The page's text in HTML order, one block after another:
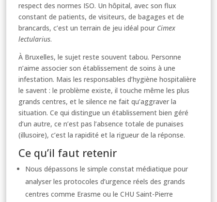
respect des normes ISO. Un hôpital, avec son flux
constant de patients, de visiteurs, de bagages et de
brancards, c’est un terrain de jeu idéal pour Cimex
lectularius.
À Bruxelles, le sujet reste souvent tabou. Personne
n’aime associer son établissement de soins à une
infestation. Mais les responsables d’hygiène hospitalière
le savent : le problème existe, il touche même les plus
grands centres, et le silence ne fait qu’aggraver la
situation. Ce qui distingue un établissement bien géré
d’un autre, ce n’est pas l’absence totale de punaises
(illusoire), c’est la rapidité et la rigueur de la réponse.
Ce qu’il faut retenir
Nous dépassons le simple constat médiatique pour
analyser les protocoles d’urgence réels des grands
centres comme Erasme ou le CHU Saint-Pierre